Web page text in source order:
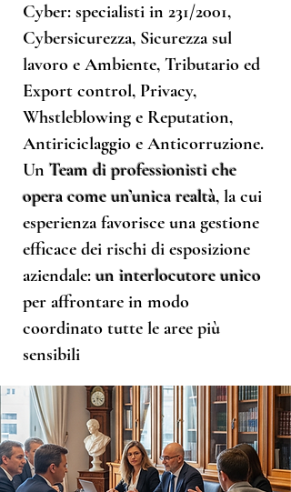
Cyber: specialisti in 231/2001,
Cybersicurezza, Sicurezza sul
lavoro e Ambiente, Tributario ed
Export control, Privacy,
Whstleblowing e Reputation,
Antiriciclaggio e Anticorruzione.
Un Team di professionisti che
opera come un’unica realtà, la cui
esperienza favorisce una gestione
efficace dei rischi di esposizione
aziendale:un interlocutore unico
per affrontare in modo
coordinato tutte le aree più
sensibili